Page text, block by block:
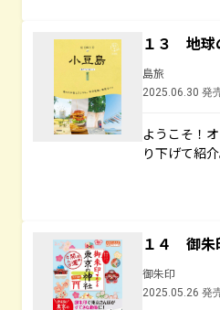
１３ 地
島旅
2025.06.30 発
ようこそ！
り下げて紹
１４ 御朱
御朱印
2025.05.26 発